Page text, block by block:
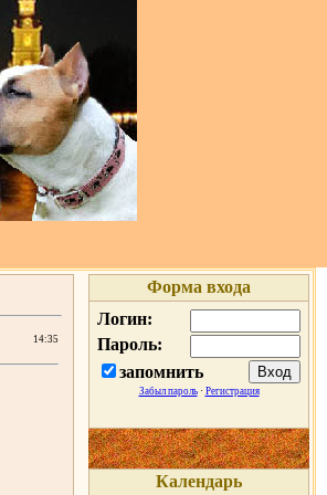
14:35
Форма входа
Логин:
Пароль:
запомнить
Забыл пароль· Регистрация
Календарь